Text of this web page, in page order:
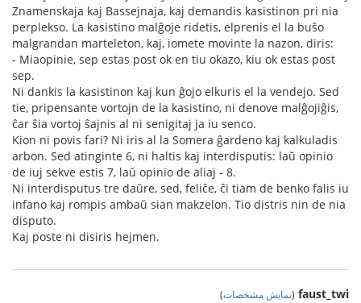
Znamenskaja kaj Bassejnaja, kaj demandis kasistinon pri nia
perplekso. La kasistino malĝoje ridetis, elprenis el la buŝo
malgrandan marteleton, kaj, iomete movinte la nazon, diris:
- Miaopinie, sep estas post ok en tiu okazo, kiu ok estas post
sep.
Ni dankis la kasistinon kaj kun ĝojo elkuris el la vendejo. Sed
tie, pripensante vortojn de la kasistino, ni denove malĝojiĝis,
ĉar ŝia vortoj ŝajnis al ni senigitaj ja iu senco.
Kion ni povis fari? Ni iris al la Somera ĝardeno kaj kalkuladis
arbon. Sed atinginte 6, ni haltis kaj interdisputis: laŭ opinio
de iuj sekve estis 7, laŭ opinio de aliaj - 8.
Ni interdisputus tre daŭre, sed, feliĉe, ĉi tiam de benko falis iu
infano kaj rompis ambaŭ sian makzelon. Tio distris nin de nia
disputo.
Kaj poste ni disiris hejmen.
faust_twi
(نمایش مشخصات)